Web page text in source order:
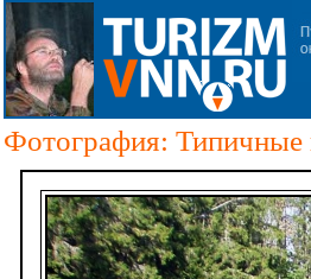
Фотография: Типичные